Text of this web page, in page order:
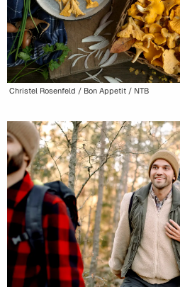
Christel Rosenfeld / Bon Appetit / NTB